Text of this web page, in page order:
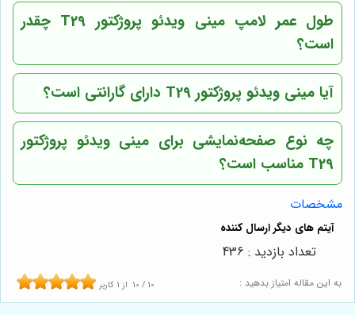
طول عمر لامپ مینی ویدئو پروژکتور T29 چقدر
است؟
آیا مینی ویدئو پروژکتور T29 دارای گارانتی است؟
چه نوع صفحه‌نمایشی برای مینی ویدئو پروژکتور
T29 مناسب است؟
مشخصات
به این مقاله امتیاز بدهید : 10 / 10 از 1 کاربر
تعداد بازدید : 436